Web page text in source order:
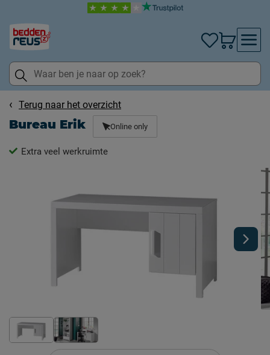
Terug naar het overzicht
Bureau Erik Online only
Extra veel werkruimte